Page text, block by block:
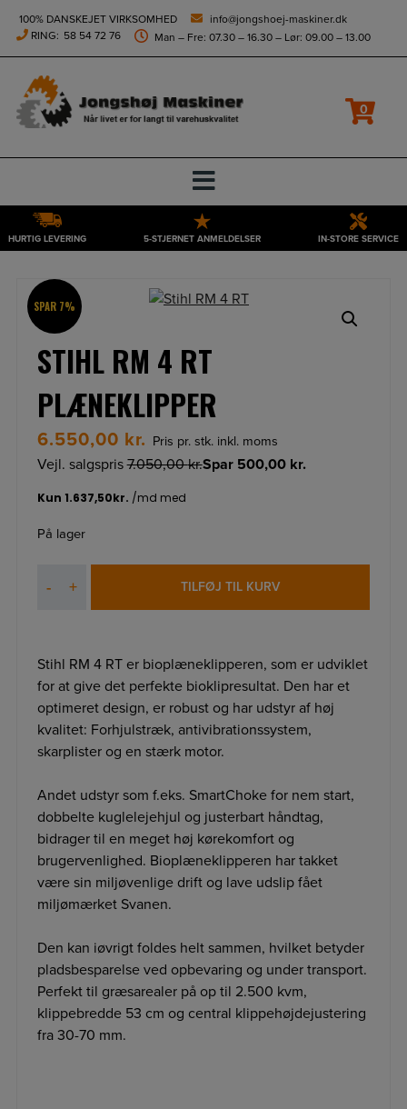
height="0" width="0" style="display:none;visibility:hidden">
Hop
indholdet
100% DANSKEJET VIRKSOMHED
info@jongshoej-maskiner.dk
RING: 58 54 72 76 Man – Fre: 07.30 – 16.30 – Lør: 09.00 – 13.00
0
HURTIG LEVERING 5-STJERNET ANMELDELSER IN-STORE SERVICE
SPAR 7%
STIHL RM 4 RT
PLÆNEKLIPPER
6.550,00 kr. Pris pr. stk. inkl. moms
Vejl. salgspris7.050,00kr.Spar 500,00 kr.
På lager
-
RM
PLÆNEKLIPPER
antal
+ TILFØJ TIL KURV
Stihl RM 4 RT er bioplæneklipperen, som er udviklet
for at give det perfekte bioklipresultat. Den har et
optimeret design, er robust og har udstyr af høj
kvalitet: Forhjulstræk, antivibrationssystem,
skarplister og en stærk motor.
Andet udstyr som f.eks. SmartChoke for nem start,
dobbelte kuglelejehjul og justerbart håndtag,
bidrager til en meget høj kørekomfort og
brugervenlighed. Bioplæneklipperen har takket
være sin miljøvenlige drift og lave udslip fået
miljømærket Svanen.
Den kan iøvrigt foldes helt sammen, hvilket betyder
pladsbesparelse ved opbevaring og under transport.
Perfekt til græsarealer på op til 2.500 kvm,
klippebredde 53 cm og central klippehøjdejustering
fra 30-70 mm.